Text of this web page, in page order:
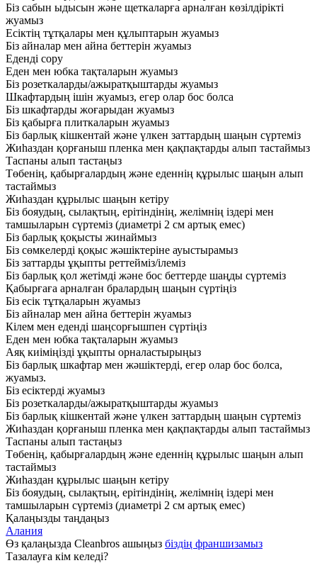
Біз сабын ыдысын және щеткаларға арналған көзілдірікті
жуамыз
Есіктің тұтқалары мен құлыптарын жуамыз
Біз айналар мен айна беттерін жуамыз
Еденді сору
Еден мен юбка тақталарын жуамыз
Біз розеткаларды/ажыратқыштарды жуамыз
Шкафтардың ішін жуамыз, егер олар бос болса
Біз шкафтарды жоғарыдан жуамыз
Біз қабырға плиткаларын жуамыз
Біз барлық кішкентай және үлкен заттардың шаңын сүртеміз
Жиһаздан қорғаныш пленка мен қақпақтарды алып тастаймыз
Таспаны алып тастаңыз
Төбенің, қабырғалардың және еденнің құрылыс шаңын алып
тастаймыз
Жиһаздан құрылыс шаңын кетіру
Біз бояудың, сылақтың, ерітіндінің, желімнің іздері мен
тамшыларын сүртеміз (диаметрі 2 см артық емес)
Біз барлық қоқысты жинаймыз
Біз сөмкелерді қоқыс жәшіктеріне ауыстырамыз
Біз заттарды ұқыпты реттейміз/ілеміз
Біз барлық қол жетімді және бос беттерде шаңды сүртеміз
Қабырғаға арналған бралардың шаңын сүртіңіз
Біз есік тұтқаларын жуамыз
Біз айналар мен айна беттерін жуамыз
Кілем мен еденді шаңсорғышпен сүртіңіз
Еден мен юбка тақталарын жуамыз
Аяқ киіміңізді ұқыпты орналастырыңыз
Біз барлық шкафтар мен жәшіктерді, егер олар бос болса,
жуамыз.
Біз есіктерді жуамыз
Біз розеткаларды/ажыратқыштарды жуамыз
Біз барлық кішкентай және үлкен заттардың шаңын сүртеміз
Жиһаздан қорғаныш пленка мен қақпақтарды алып тастаймыз
Таспаны алып тастаңыз
Төбенің, қабырғалардың және еденнің құрылыс шаңын алып
тастаймыз
Жиһаздан құрылыс шаңын кетіру
Біз бояудың, сылақтың, ерітіндінің, желімнің іздері мен
тамшыларын сүртеміз (диаметрі 2 см артық емес)
Қалаңызды таңдаңыз
Алания
Өз қалаңызда Cleanbros ашыңыз біздің франшизамыз
Тазалауға кім келеді?